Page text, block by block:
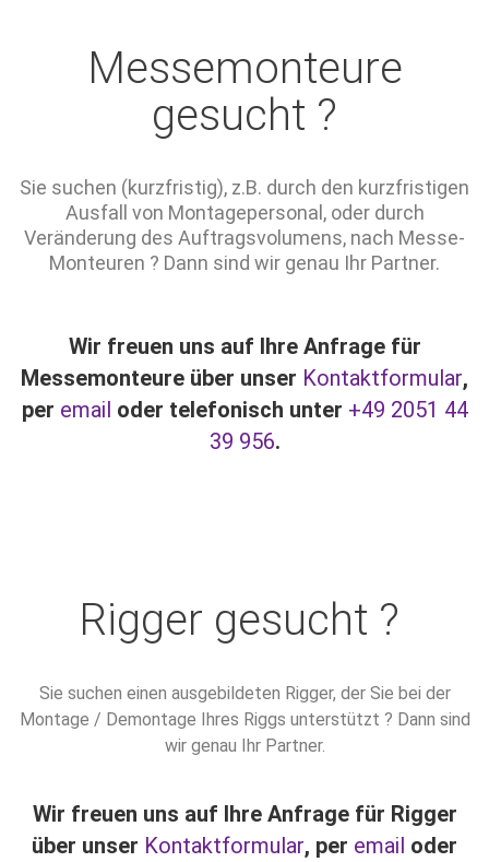
Messemonteure
gesucht ?
Sie suchen (kurzfristig), z.B. durch den kurzfristigen
Ausfall von Montagepersonal, oder durch
Veränderung des Auftragsvolumens, nach Messe-
Monteuren ? Dann sind wir genau Ihr Partner.
Wir freuen uns auf Ihre Anfrage für
Messemonteure über unser Kontaktformular,
per email oder telefonisch unter +49 2051 44
39 956.
Rigger gesucht ?
Sie suchen einen ausgebildeten Rigger, der Sie bei der
Montage / Demontage Ihres Riggs unterstützt ? Dann sind
wir genau Ihr Partner.
Wir freuen uns auf Ihre Anfrage für Rigger
über unser Kontaktformular, per email oder